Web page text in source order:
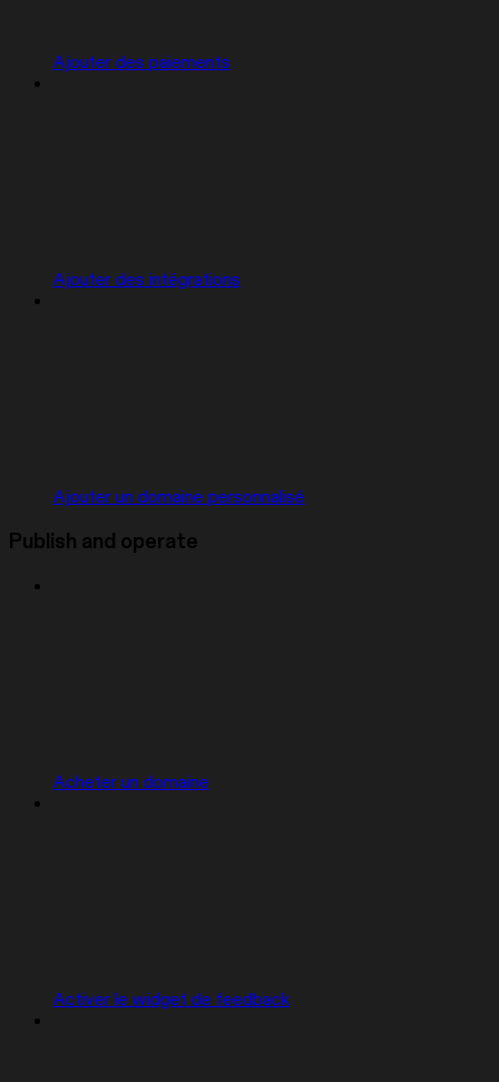
Ajouter des paiements
Ajouter des intégrations
Ajouter un domaine personnalisé
Publish and operate
Acheter un domaine
Activer le widget de feedback